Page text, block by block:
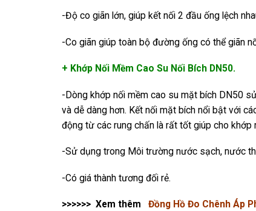
-Độ co giãn lớn, giúp kết nối 2 đầu ống lệch
-Co giãn giúp toàn bộ đường ống có thể giãn
+ Khớp Nối Mềm Cao Su Nối Bích DN50.
-Dòng khớp nối mềm cao su mặt bích DN50
và dễ dàng hơn. Kết nối mặt bích nổi bật với
động từ các rung chấn là rất tốt giúp cho
-Sử dụng trong Môi trường nước sạch, nước
-Có giá thành tương đối rẻ.
>>>>>> Xem thêm Đồng Hồ Đo Chênh Áp